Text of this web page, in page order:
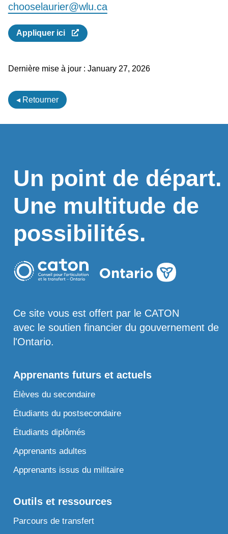
chooselaurier@wlu.ca
Appliquer ici
Dernière mise à jour : January 27, 2026
◂ Retourner
Un point de départ.
Une multitude de
possibilités.
Ce site vous est offert par le CATON
avec le soutien financier du gouvernement de
l'Ontario.
Apprenants futurs et actuels
Élèves du secondaire
Étudiants du postsecondaire
Étudiants diplômés
Apprenants adultes
Apprenants issus du militaire
Outils et ressources
Parcours de transfert